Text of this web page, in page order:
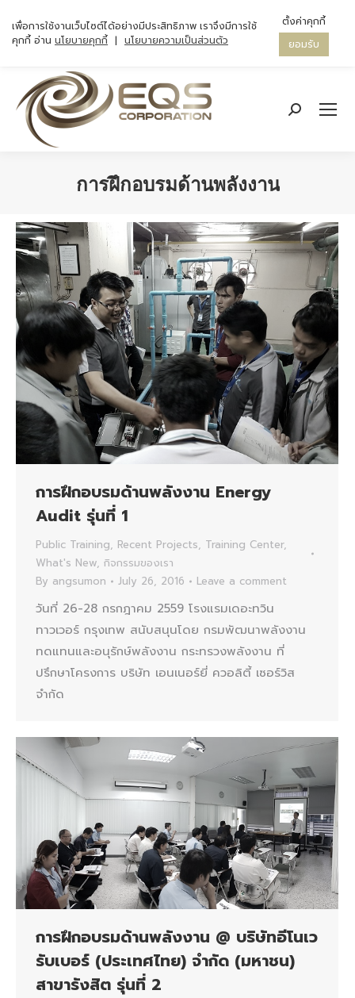
Search:
การฝึกอบรมด้านพลังงาน
การฝึกอบรมด้านพลังงาน Energy
Audit รุ่นที่ 1
Public Training, Recent Projects, Training Center,
What's New, กิจกรรมของเรา
By angsumon July 26, 2016 Leave a comment
วันที่ 26-28 กรกฎาคม 2559 โรงแรมเดอะทวิน
ทาวเวอร์ กรุงเทพ สนับสนุนโดย กรมพัฒนาพลังงาน
ทดแทนและอนุรักษ์พลังงาน กระทรวงพลังงาน ที่
ปรึกษาโครงการ บริษัท เอนเนอร์ยี่ ควอลิตี้ เซอร์วิส
จำกัด
การฝึกอบรมด้านพลังงาน @ บริษัทอีโนเว
รับเบอร์ (ประเทศไทย) จำกัด (มหาชน)
สาขารังสิต รุ่นที่ 2
เพื่อการใช้งานเว็บไซต์ได้อย่างมีประสิทธิภาพ เราจึงมีการใช้
คุกกี้ อ่าน นโยบายคุกกี้ | นโยบายความเป็นส่วนตัว
ตั้งค่าคุกกี้
ยอมรับ